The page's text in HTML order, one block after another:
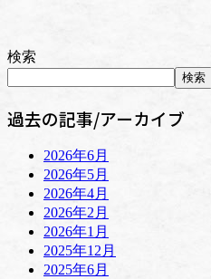
検索
検索
過去の記事/アーカイブ
2026年6月
2026年5月
2026年4月
2026年2月
2026年1月
2025年12月
2025年6月